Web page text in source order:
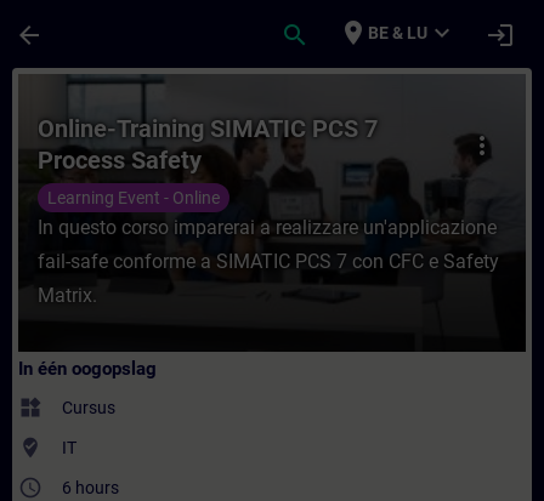
arrow_back search place BE & LU expand_more login
Cursus - Online-Training SIMATIC PCS
more_vert
Online-Training SIMATIC PCS 7
Process Safety
Learning Event - Online
In questo corso imparerai a realizzare un'applicazione
fail-safe conforme a SIMATIC PCS 7 con CFC e Safety
Matrix.
In één oogopslag
widgets Cursus
where_to_vote IT
access_time 6 hours